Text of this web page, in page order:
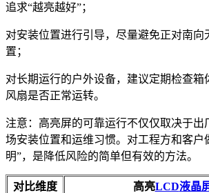
追求“越亮越好”；
对安装位置进行引导，尽量避免正对南向
置；
对长期运行的户外设备，建议定期检查箱
风扇是否正常运转。
注意：高亮屏的可靠运行不仅仅取决于出
场安装位置和运维习惯。对工程方和客户
明”，是降低风险的简单但有效的方法。
对比维度 高亮LCD液晶